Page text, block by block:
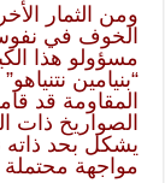
ومن الثمار
الخوف في نفوس
مسؤولو هذا
“بنيامين
المقاومة قد
الصواريخ ذات
يشكل بحد ذاته
مواجهة